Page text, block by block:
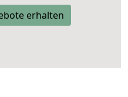
erhalten